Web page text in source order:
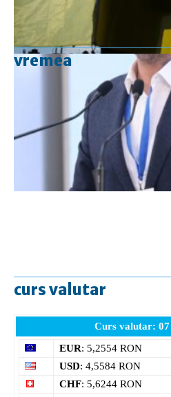
vremea
curs valutar
Curs valutar: 07
EUR: 5,2554 RON
USD: 4,5584 RON
CHF: 5,6244 RON